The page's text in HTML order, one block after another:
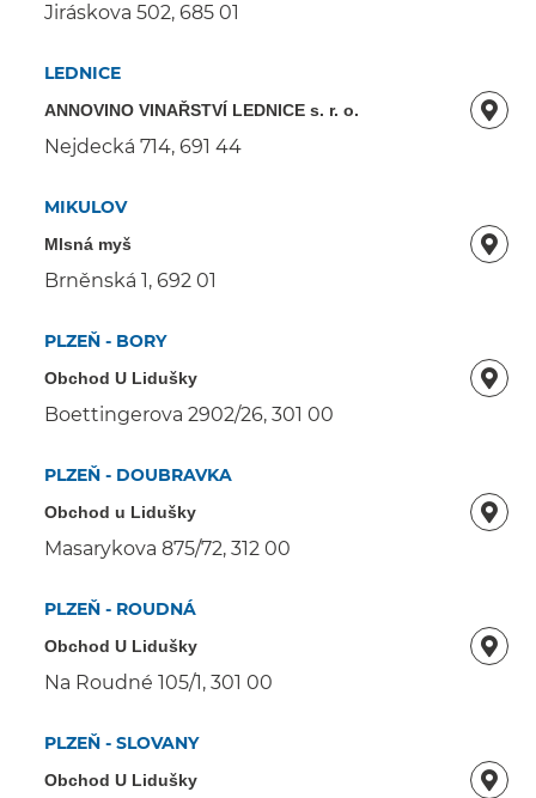
Jiráskova 502, 685 01
LEDNICE
ANNOVINO VINAŘSTVÍ LEDNICE s. r. o.
Nejdecká 714, 691 44
MIKULOV
Mlsná myš
Brněnská 1, 692 01
PLZEŇ - BORY
Obchod U Lidušky
Boettingerova 2902/26, 301 00
PLZEŇ - DOUBRAVKA
Obchod u Lidušky
Masarykova 875/72, 312 00
PLZEŇ - ROUDNÁ
Obchod U Lidušky
Na Roudné 105/1, 301 00
PLZEŇ - SLOVANY
Obchod U Lidušky